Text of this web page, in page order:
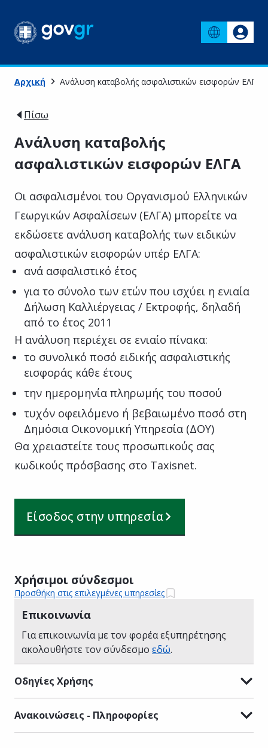
Αρχική Ανάλυση καταβολής ασφαλιστικών εισφορών ΕΛΓΑ
Πίσω
Ανάλυση καταβολής
ασφαλιστικών εισφορών ΕΛΓΑ
Οι ασφαλισμένοι του Οργανισμού Ελληνικών
Γεωργικών Ασφαλίσεων (ΕΛΓΑ) μπορείτε να
εκδώσετε ανάλυση καταβολής των ειδικών
ασφαλιστικών εισφορών υπέρ ΕΛΓΑ:
ανά ασφαλιστικό έτος
για το σύνολο των ετών που ισχύει η ενιαία
Δήλωση Καλλιέργειας / Εκτροφής, δηλαδή
από το έτος 2011
Η ανάλυση περιέχει σε ενιαίο πίνακα:
το συνολικό ποσό ειδικής ασφαλιστικής
εισφοράς κάθε έτους
την ημερομηνία πληρωμής του ποσού
τυχόν οφειλόμενο ή βεβαιωμένο ποσό στη
Δημόσια Οικονομική Υπηρεσία (ΔΟΥ)
Θα χρειαστείτε τους προσωπικούς σας
κωδικούς πρόσβασης στο Taxisnet.
Είσοδος στην υπηρεσία
Χρήσιμοι σύνδεσμοι
Προσθήκη στις επιλεγμένες υπηρεσίες
Επικοινωνία
Για επικοινωνία με τον φορέα εξυπηρέτησης
ακολουθήστε τον σύνδεσμο εδώ.
Οδηγίες Χρήσης
Ανακοινώσεις - Πληροφορίες